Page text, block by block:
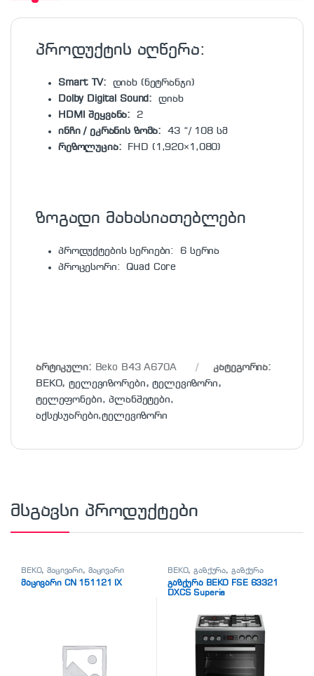
პროდუქტის აღწერა:
Smart TV: დიახ (ნეტრანჯი)
Dolby Digital Sound: დიახ
HDMI შეყვანა: 2
ინჩი / ეკრანის ზომა: 43 “/ 108 სმ
რეზოლუცია: FHD (1,920×1,080)
ზოგადი მახასიათებლები
პროდუქტების სერიები: 6 სერია
პროცესორი: Quad Core
არტიკული: Beko B43 A670A
კატეგორია:
BEKO,ტელევიზორები,ტელევიზორი,
ტელეფონები, პლანშეტები,
აქსესუარები,ტელევიზორი
მსგავსი პროდუქტები
BEKO,მაცივარი, მაცივარი
მაცივარი CN 151121 IX
BEKO,გაზქურა, გაზქურა
გაზქურა BEKO FSE 63321
DXCS Superia